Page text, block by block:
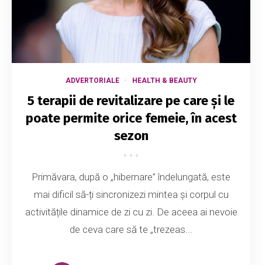
ADVERTORIALE HEALTH & BEAUTY
5 terapii de revitalizare pe care și le
poate permite orice femeie, în acest
sezon
Primăvara, după o „hibernare” îndelungată, este
mai dificil să-ți sincronizezi mintea și corpul cu
activitățile dinamice de zi cu zi. De aceea ai nevoie
de ceva care să te „trezeas...